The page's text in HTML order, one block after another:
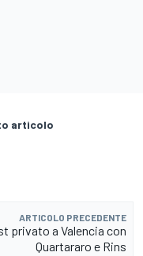
articolo
ARTICOLO PRECEDENTE
privato a Valencia con
Quartararo e Rins